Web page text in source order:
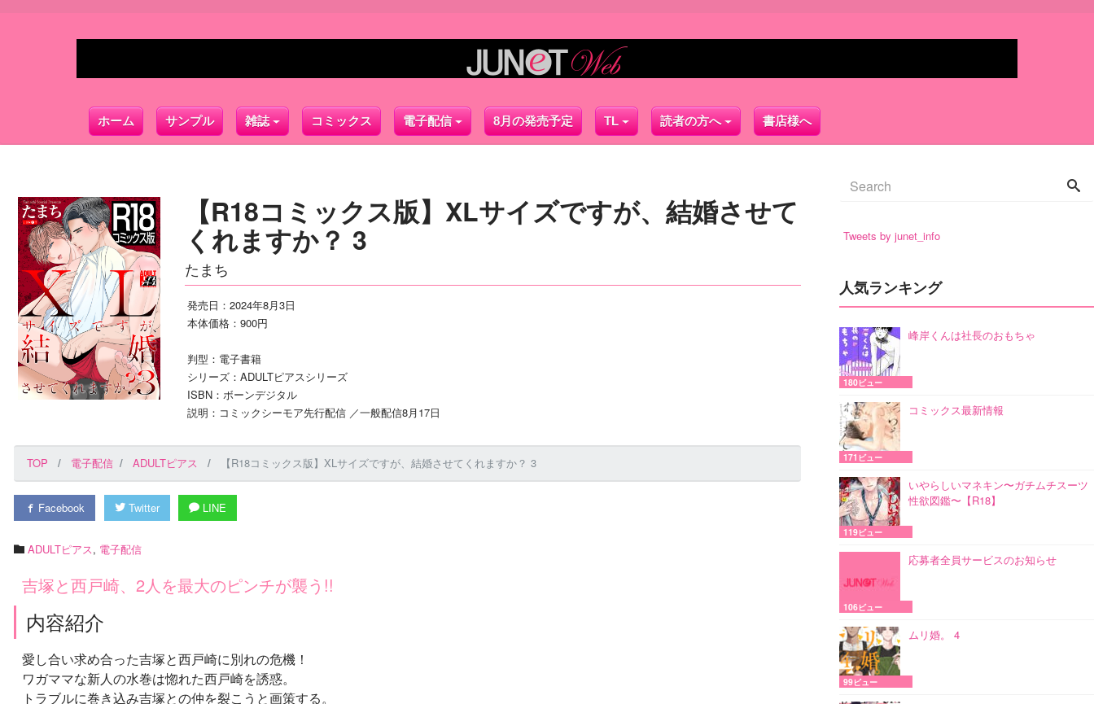
ホーム サンプル 雑誌 コミックス 電子配信 8月の発売予定 TL 読者の方へ 書店様へ
【R18コミックス版】XLサイズですが、結婚させて
くれますか？ 3
たまち
発売日：2024年8月3日
本体価格：900円
判型：電子書籍
シリーズ：ADULTピアスシリーズ
ISBN：ボーンデジタル
説明：コミックシーモア先行配信 ／一般配信8月17日
TOP 電子配信 ADULTピアス 【R18コミックス版】XLサイズですが、結婚させてくれますか？ 3
Facebook Twitter LINE
ADULTピアス, 電子配信
吉塚と西戸崎、2人を最大のピンチが襲う!!
内容紹介
愛し合い求め合った吉塚と西戸崎に別れの危機！
ワガママな新人の水巻は惚れた西戸崎を誘惑。
トラブルに巻き込み吉塚との仲を裂こうと画策する。
Tweets by junet_info
人気ランキング
峰岸くんは社長のおもちゃ
180ビュー
コミックス最新情報
171ビュー
いやらしいマネキン〜ガチムチスーツ
性欲図鑑〜【R18】
119ビュー
応募者全員サービスのお知らせ
106ビュー
ムリ婚。 4
99ビュー